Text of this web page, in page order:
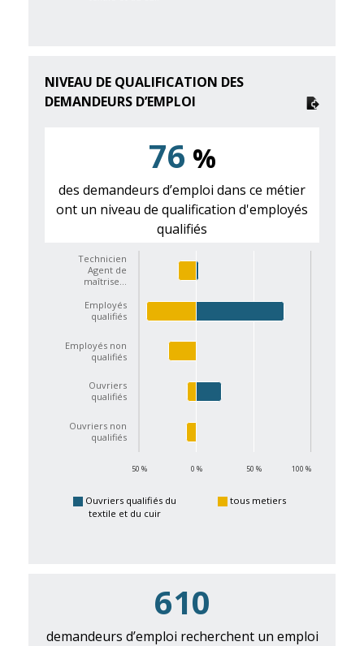
NIVEAU DE QUALIFICATION DES
DEMANDEURS D’EMPLOI
76 %
des demandeurs d’emploi dans ce métier
ont un niveau de qualification d'employés
qualifiés
Ouvriers non
qualifiés
Ouvriers
qualifiés
Employés non
qualifiés
Employés
qualifiés
Technicien
Agent de
maîtrise…
50 % 0 % 50 % 100 %
Ouvriers qualifiés du
textile et du cuir
tous metiers
610
demandeurs d’emploi recherchent un emploi